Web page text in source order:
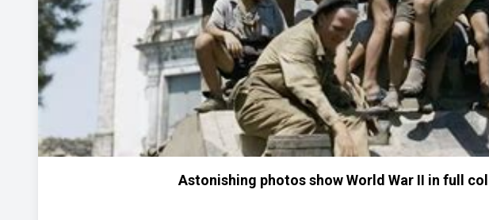
Astonishing photos show World War II in full